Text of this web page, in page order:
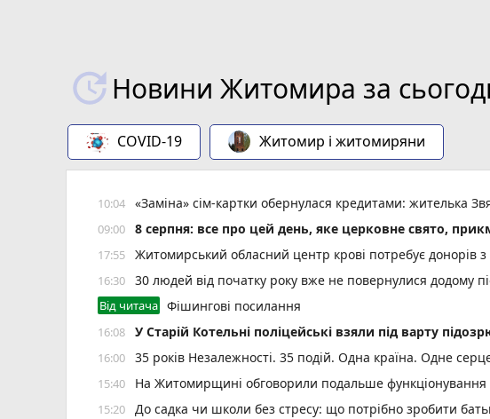
Новини Житомира за
COVID-19 Житомир і житомиряни
10:04 «Заміна» сім-картки обернулася кредитами: жителька
09:00 8 серпня: все про цей день, яке церковне свято,
17:55 Житомирський обласний центр крові потребує донорів
16:30 30 людей від початку року вже не повернулися додому
Від читача Фішингові посилання
16:08 У Старій Котельні поліцейські взяли під варту
16:00 35 років Незалежності. 35 подій. Одна країна. Одне
15:40 На Житомирщині обговорили подальше функціонування
15:20 До садка чи школи без стресу: що потрібно зробити